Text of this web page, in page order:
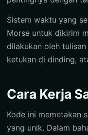
Sistem waktu yang
Morse untuk dikirim
dilakukan oleh
ketukan di dinding,
Cara Kerja
Kode ini memetakan
yang unik. Dalam